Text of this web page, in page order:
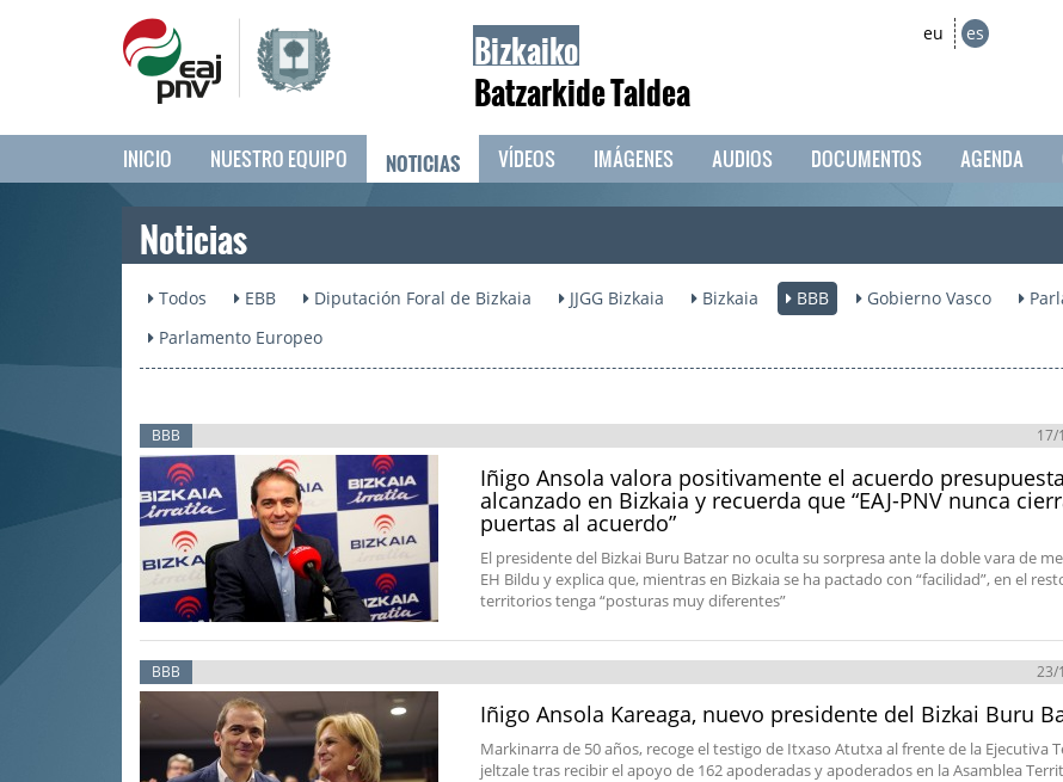
Bizkaiko
Batzarkide Taldea
eu es
INICIO NUESTRO EQUIPO NOTICIAS VÍDEOS IMÁGENES AUDIOS DOCUMENTOS AGENDA
Noticias
Todos EBB Diputación Foral de Bizkaia JJGG Bizkaia Bizkaia BBB Gobierno Vasco
Parlamento Europeo
BBB 17/
Iñigo Ansola valora positivamente el acuerdo
alcanzado en Bizkaia y recuerda que “EAJ-PNV nunca
puertas al acuerdo”
El presidente del Bizkai Buru Batzar no oculta su sorpresa ante la doble vara de
EH Bildu y explica que, mientras en Bizkaia se ha pactado con “facilidad”, en el
territorios tenga “posturas muy diferentes”
BBB 23/
Iñigo Ansola Kareaga, nuevo presidente del Bizkai Buru
Markinarra de 50 años, recoge el testigo de Itxaso Atutxa al frente de la Ejecutiva
jeltzale tras recibir el apoyo de 162 apoderadas y apoderados en la Asamblea